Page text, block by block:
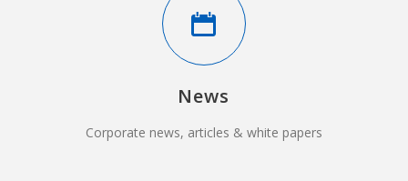
News
Corporate news, articles & white papers